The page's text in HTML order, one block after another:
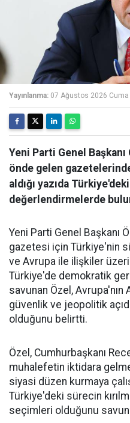
Yayınlanma: 07 Ağustos 2026 Cuma
Yeni Parti Genel
önde gelen
aldığı yazıda
değerlendirmelerde
Yeni Parti Genel Başkanı
gazetesi için Türkiye'nin
ve Avrupa ile ilişkiler
Türkiye'de demokratik
savunan Özel, Avrupa'nın
güvenlik ve jeopolitik
olduğunu belirtti.
Özel, Cumhurbaşkanı
muhalefetin iktidara
siyasi düzen kurmaya
Türkiye'deki sürecin
seçimleri olduğunu